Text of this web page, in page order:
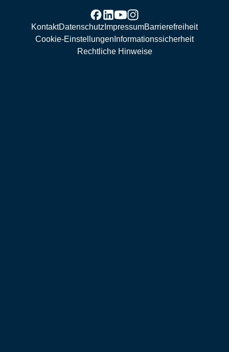
KontaktDatenschutz ImpressumBarrierefreiheit
Cookie-Einstellungen Informationssicherheit
Rechtliche Hinweise